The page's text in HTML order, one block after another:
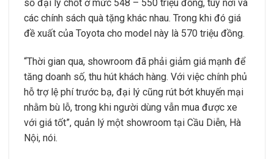
số đại lý chốt ở mức 548 – 550 triệu đồng, tùy nơi và
các chính sách quà tặng khác nhau. Trong khi đó giá
đề xuất của Toyota cho model này là 570 triệu đồng.
“Thời gian qua, showroom đã phải giảm giá mạnh để
tăng doanh số, thu hút khách hàng. Với việc chính phủ
hỗ trợ lệ phí trước bạ, đại lý cũng rút bớt khuyến mại
nhằm bù lỗ, trong khi người dùng vẫn mua được xe
với giá tốt”, quản lý một showroom tại Cầu Diễn, Hà
Nội, nói.